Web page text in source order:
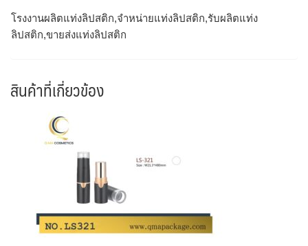
โรงงานผลิตแท่งลิปสติก,จำหน่ายแท่งลิปสติก,รับผลิตแท่ง
ลิปสติก,ขายส่งแท่งลิปสติก
สินค้าที่เกี่ยวข้อง